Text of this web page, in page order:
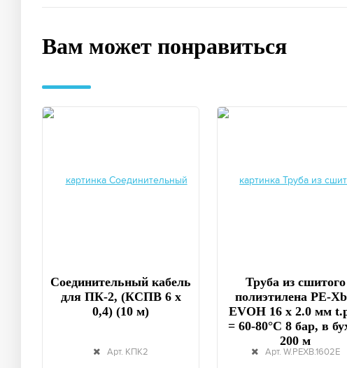
Вам может понравиться
Соединительный кабель
для ПК-2, (КСПВ 6 х
0,4) (10 м)
Арт. КПК2
Труба из сшитого
полиэтилена PE-
EVOH 16 x 2.0 мм
= 60-80°C 8 бар, в
200 м
Арт. W.PEXB.1602E